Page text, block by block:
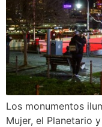
Los monumentos
Mujer, el Planetario